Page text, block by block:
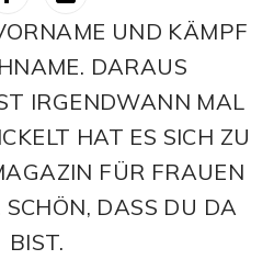
UND KÄMPF
DARAUS
IRGENDWANN MAL
HAT ES SICH ZU
FÜR FRAUEN
DASS DU DA
BIST.